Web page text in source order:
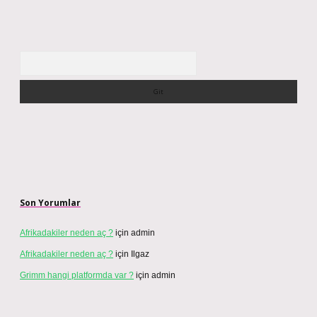
Son Yorumlar
Afrikadakiler neden aç ? için admin
Afrikadakiler neden aç ? için Ilgaz
Grimm hangi platformda var ? için admin